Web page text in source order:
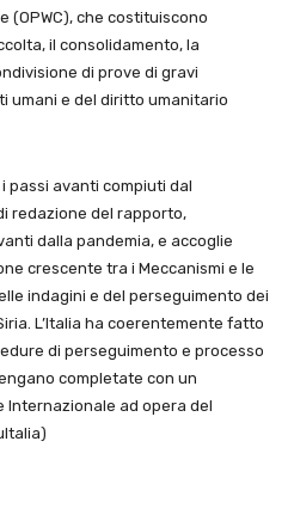
(OPWC), che costituiscono
il consolidamento, la
di prove di gravi
umani e del diritto umanitario
passi avanti compiuti dal
redazione del rapporto,
dalla pandemia, e accoglie
crescente tra i Meccanismi e le
indagini e del perseguimento dei
L’Italia ha coerentemente fatto
di perseguimento e processo
completate con un
Internazionale ad opera del